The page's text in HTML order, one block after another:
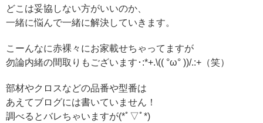
どこは妥協しない方がいいのか、
一緒に悩んで一緒に解決していきます。
こーんなに赤裸々にお家載せちゃってますが
勿論内緒の間取りもございます･:*+.\(( °ω° ))/.:+（笑）
部材やクロスなどの品番や型番は
あえてブログには書いていません！
調べるとバレちゃいますが(*ﾟ▽ﾟ*)